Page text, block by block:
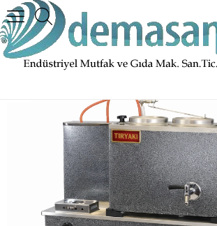
2 Demlikli Otomatik Statik Çay Kazanı Doğalgaz&Elektrik